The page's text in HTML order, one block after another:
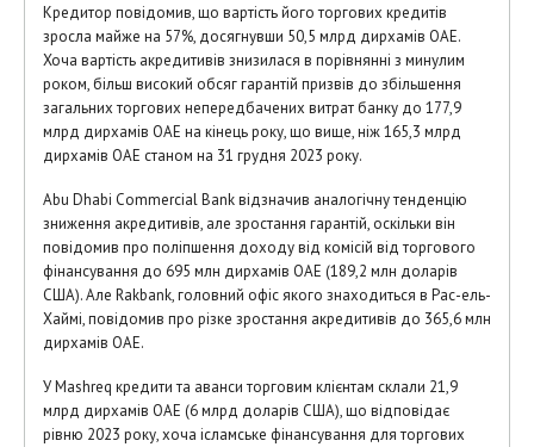
Кредитор повідомив, що вартість його торгових кредитів
зросла майже на 57%, досягнувши 50,5 млрд дирхамів ОАЕ.
Хоча вартість акредитивів знизилася в порівнянні з минулим
роком, більш високий обсяг гарантій призвів до збільшення
загальних торгових непередбачених витрат банку до 177,9
млрд дирхамів ОАЕ на кінець року, що вище, ніж 165,3 млрд
дирхамів ОАЕ станом на 31 грудня 2023 року.
Abu Dhabi Commercial Bank відзначив аналогічну тенденцію
зниження акредитивів, але зростання гарантій, оскільки він
повідомив про поліпшення доходу від комісій від торгового
фінансування до 695 млн дирхамів ОАЕ (189,2 млн доларів
США). Але Rakbank, головний офіс якого знаходиться в Рас-ель-
Хаймі, повідомив про різке зростання акредитивів до 365,6 млн
дирхамів ОАЕ.
У Mashreq кредити та аванси торговим клієнтам склали 21,9
млрд дирхамів ОАЕ (6 млрд доларів США), що відповідає
рівню 2023 року, хоча ісламське фінансування для торгових